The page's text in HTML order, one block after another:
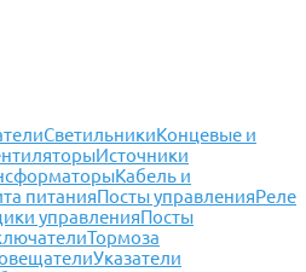
СветильникиКонцевые и
Источники
Кабель и
питанияПосты управленияРеле
управленияПосты
Тормоза
Указатели